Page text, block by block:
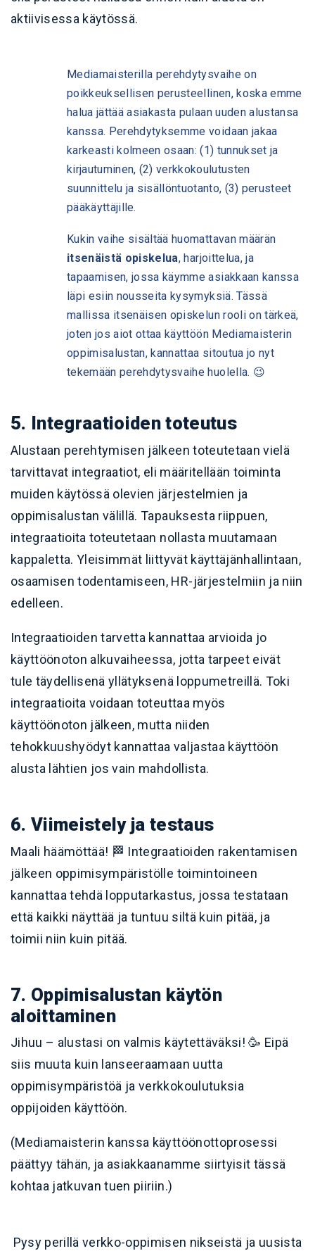
aktiivisessa käytössä.
Mediamaisterilla perehdytysvaihe on
poikkeuksellisen perusteellinen, koska emme
halua jättää asiakasta pulaan uuden alustansa
kanssa. Perehdytyksemme voidaan jakaa
karkeasti kolmeen osaan: (1) tunnukset ja
kirjautuminen, (2) verkkokoulutusten
suunnittelu ja sisällöntuotanto, (3) perusteet
pääkäyttäjille.
Kukin vaihe sisältää huomattavan määrän
itsenäistä opiskelua, harjoittelua, ja
tapaamisen, jossa käymme asiakkaan kanssa
läpi esiin nousseita kysymyksiä. Tässä
mallissa itsenäisen opiskelun rooli on tärkeä,
joten jos aiot ottaa käyttöön Mediamaisterin
oppimisalustan, kannattaa sitoutua jo nyt
tekemään perehdytysvaihe huolella. 😉
5. Integraatioiden toteutus
Alustaan perehtymisen jälkeen toteutetaan vielä
tarvittavat integraatiot, eli määritellään toiminta
muiden käytössä olevien järjestelmien ja
oppimisalustan välillä. Tapauksesta riippuen,
integraatioita toteutetaan nollasta muutamaan
kappaletta. Yleisimmät liittyvät käyttäjänhallintaan,
osaamisen todentamiseen, HR-järjestelmiin ja niin
edelleen.
Integraatioiden tarvetta kannattaa arvioida jo
käyttöönoton alkuvaiheessa, jotta tarpeet eivät
tule täydellisenä yllätyksenä loppumetreillä. Toki
integraatioita voidaan toteuttaa myös
käyttöönoton jälkeen, mutta niiden
tehokkuushyödyt kannattaa valjastaa käyttöön
alusta lähtien jos vain mahdollista.
6. Viimeistely ja testaus
Maali häämöttää! 🏁 Integraatioiden rakentamisen
jälkeen oppimisympäristölle toimintoineen
kannattaa tehdä lopputarkastus, jossa testataan
että kaikki näyttää ja tuntuu siltä kuin pitää, ja
toimii niin kuin pitää.
7. Oppimisalustan käytön
aloittaminen
Jihuu – alustasi on valmis käytettäväksi! 🥳 Eipä
siis muuta kuin lanseeraamaan uutta
oppimisympäristöä ja verkkokoulutuksia
oppijoiden käyttöön.
(Mediamaisterin kanssa käyttöönottoprosessi
päättyy tähän, ja asiakkaanamme siirtyisit tässä
kohtaa jatkuvan tuen piiriin.)
Pysy perillä verkko-oppimisen nikseistä ja uusista